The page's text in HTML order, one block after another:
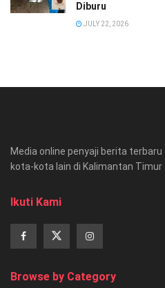
Diburu
JULY 22, 2026
Media online penyaji berita
kota-kota lain di Kalimantan Timur
Ikuti Kami
Browse by Category